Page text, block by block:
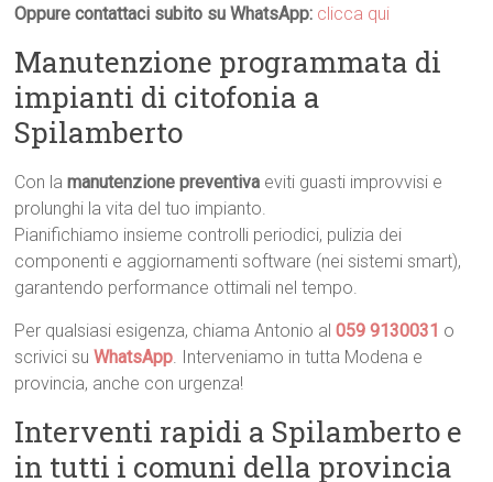
Oppure contattaci subito su WhatsApp: clicca qui
Manutenzione programmata di
impianti di citofonia a
Spilamberto
Con lamanutenzione preventiva eviti guasti improvvisi e
prolunghi la vita del tuo impianto.
Pianifichiamo insieme controlli periodici, pulizia dei
componenti e aggiornamenti software (nei sistemi smart),
garantendo performance ottimali nel tempo.
Per qualsiasi esigenza, chiama Antonio al059 9130031 o
scrivici suWhatsApp. Interveniamo in tutta Modena e
provincia, anche con urgenza!
Interventi rapidi a Spilamberto e
in tutti i comuni della provincia